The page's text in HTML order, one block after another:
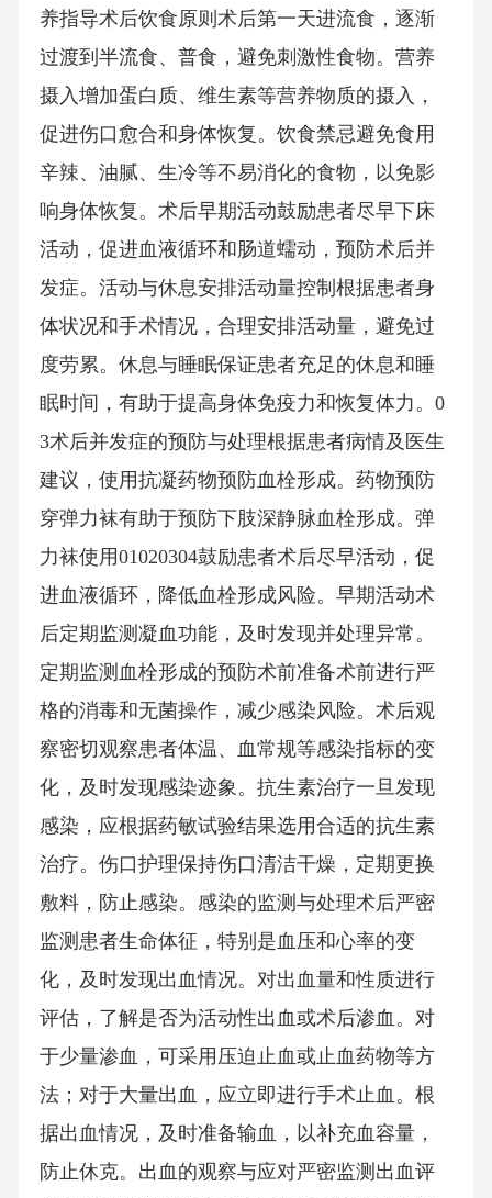
养指导术后饮食原则术后第一天进流食，逐渐
过渡到半流食、普食，避免刺激性食物。营养
摄入增加蛋白质、维生素等营养物质的摄入，
促进伤口愈合和身体恢复。饮食禁忌避免食用
辛辣、油腻、生冷等不易消化的食物，以免影
响身体恢复。术后早期活动鼓励患者尽早下床
活动，促进血液循环和肠道蠕动，预防术后并
发症。活动与休息安排活动量控制根据患者身
体状况和手术情况，合理安排活动量，避免过
度劳累。休息与睡眠保证患者充足的休息和睡
眠时间，有助于提高身体免疫力和恢复体力。0
3术后并发症的预防与处理根据患者病情及医生
建议，使用抗凝药物预防血栓形成。药物预防
穿弹力袜有助于预防下肢深静脉血栓形成。弹
力袜使用01020304鼓励患者术后尽早活动，促
进血液循环，降低血栓形成风险。早期活动术
后定期监测凝血功能，及时发现并处理异常。
定期监测血栓形成的预防术前准备术前进行严
格的消毒和无菌操作，减少感染风险。术后观
察密切观察患者体温、血常规等感染指标的变
化，及时发现感染迹象。抗生素治疗一旦发现
感染，应根据药敏试验结果选用合适的抗生素
治疗。伤口护理保持伤口清洁干燥，定期更换
敷料，防止感染。感染的监测与处理术后严密
监测患者生命体征，特别是血压和心率的变
化，及时发现出血情况。对出血量和性质进行
评估，了解是否为活动性出血或术后渗血。对
于少量渗血，可采用压迫止血或止血药物等方
法；对于大量出血，应立即进行手术止血。根
据出血情况，及时准备输血，以补充血容量，
防止休克。出血的观察与应对严密监测出血评